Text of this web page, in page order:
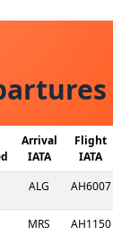
Arrival
IATA
Flight
IATA
ALG AH6007
MRS AH1150